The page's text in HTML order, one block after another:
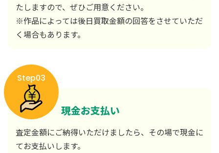
たしますので、ぜひご用意ください。
※作品によっては後日買取金額の回答をさせていただ
く場合もあります。
Step03
現金お支払い
査定金額にご納得いただけましたら、その場で現金に
てお支払いします。